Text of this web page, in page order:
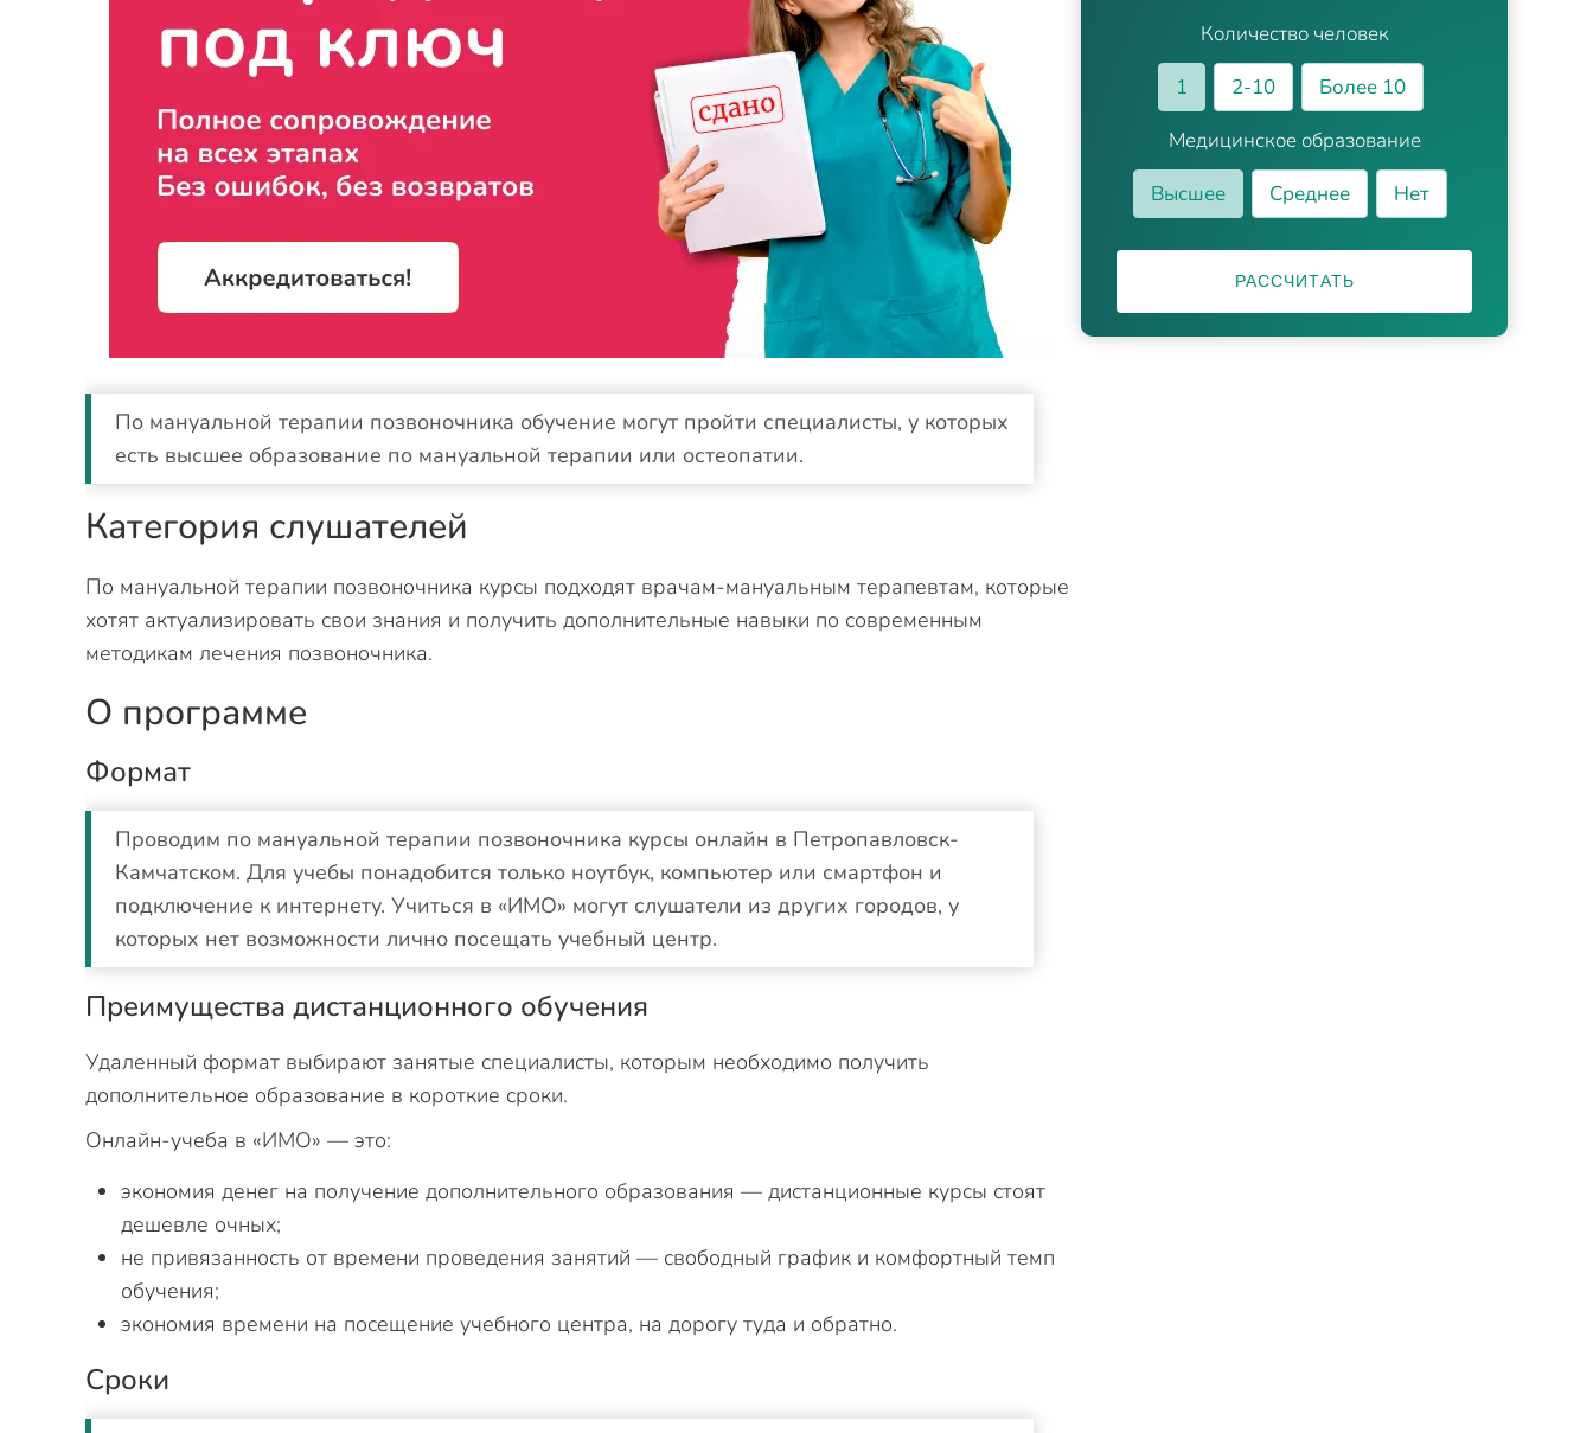
Количество человек
1
2-10
Более 10
Медицинское образование
Высшее
Среднее Нет
РАССЧИТАТЬ
По мануальной терапии позвоночника обучение могут пройти специалисты, у которых
есть высшее образование по мануальной терапии или остеопатии.
Категория слушателей
По мануальной терапии позвоночника курсы подходят врачам-мануальным терапевтам, которые
хотят актуализировать свои знания и получить дополнительные навыки по современным
методикам лечения позвоночника.
О программе
Формат
Проводим по мануальной терапии позвоночника курсы онлайн в Петропавловск-
Камчатском. Для учебы понадобится только ноутбук, компьютер или смартфон и
подключение к интернету. Учиться в «ИМО» могут слушатели из других городов, у
которых нет возможности лично посещать учебный центр.
Преимущества дистанционного обучения
Удаленный формат выбирают занятые специалисты, которым необходимо получить
дополнительное образование в короткие сроки.
Онлайн-учеба в «ИМО» — это:
экономия денег на получение дополнительного образования — дистанционные курсы стоят
дешевле очных;
не привязанность от времени проведения занятий — свободный график и комфортный темп
обучения;
экономия времени на посещение учебного центра, на дорогу туда и обратно.
Сроки